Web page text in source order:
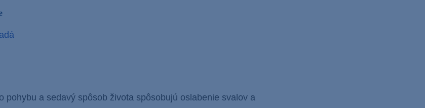
pohybu a sedavý spôsob života spôsobujú oslabenie svalov a